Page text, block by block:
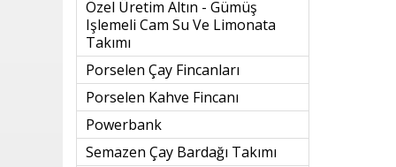
Özel Üretim Altın - Gümüş
Işlemeli Cam Su Ve Limonata
Takımı
Porselen Çay Fincanları
Porselen Kahve Fincanı
Powerbank
Semazen Çay Bardağı Takımı